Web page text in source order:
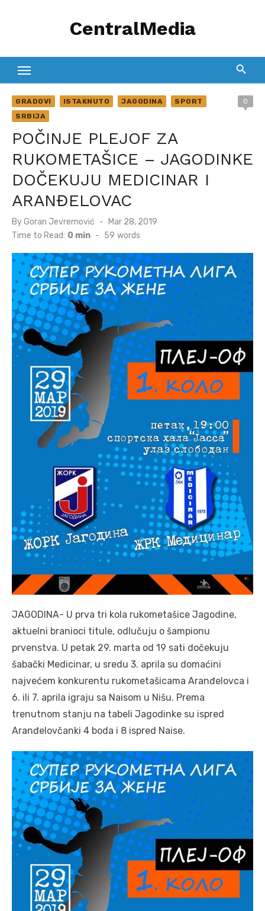
CentralMedia
GRADOVI ISTAKNUTO JAGODINA
SPORT
SRBIJA
0
POČINJE PLEJOF ZA
RUKOMETAŠICE – JAGODINKE
DOČEKUJU MEDICINAR I
ARANĐELOVAC
ByGoran Jevremović
Posted
on
Mar 28, 2019
Time to Read: 0 min - 59 words
JAGODINA- U prva tri kola rukometašice Jagodine,
aktuelni branioci titule, odlučuju o šampionu
prvenstva. U petak 29. marta od 19 sati dočekuju
šabački Medicinar, u sredu 3. aprila su domaćini
najvećem konkurentu rukometašicama Aranđelovca i
6. ili 7. aprila igraju sa Naisom u Nišu. Prema
trenutnom stanju na tabeli Jagodinke su ispred
Aranđelovčanki 4 boda i 8 ispred Naise.